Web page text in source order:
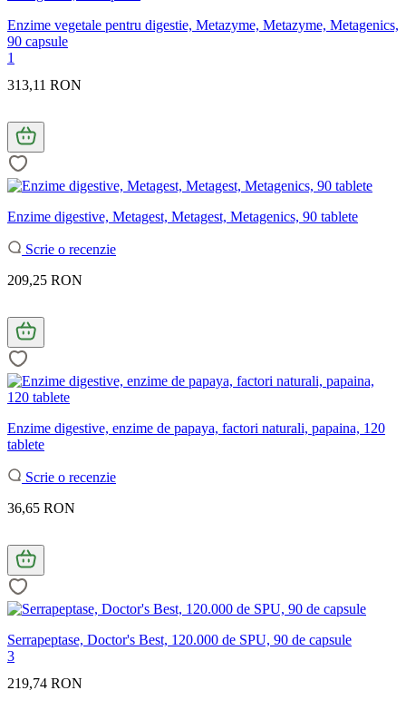
Enzime vegetale pentru digestie, Metazyme, Metazyme, Metagenics,
90 capsule
1
313,11 RON
Enzime digestive, Metagest, Metagest, Metagenics, 90 tablete
Scrie o recenzie
209,25 RON
Enzime digestive, enzime de papaya, factori naturali, papaina, 120
tablete
Scrie o recenzie
36,65 RON
Serrapeptase, Doctor's Best, 120.000 de SPU, 90 de capsule
3
219,74 RON